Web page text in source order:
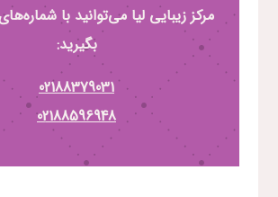
مرکز زیبایی لیا می‌توانید با
بگیرید:
02188379031
02188596948